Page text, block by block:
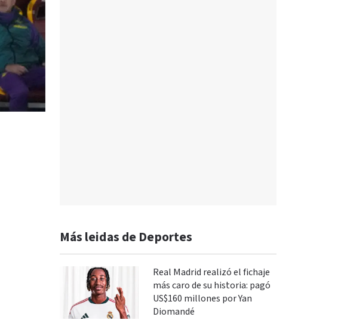
Más leidas de Deportes
Real Madrid realizó el fichaje
más caro de su historia: pagó
US$160 millones por Yan
Diomandé